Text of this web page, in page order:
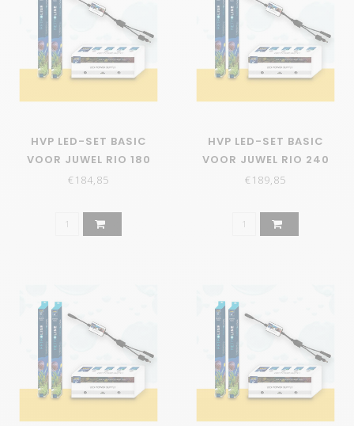
HVP LED-SET BASIC
VOOR JUWEL RIO 180
€184,85
HVP LED-SET BASIC
VOOR JUWEL RIO 240
€189,85